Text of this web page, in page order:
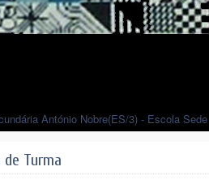
António Nobre(ES/3) - Escola Sede
Turma